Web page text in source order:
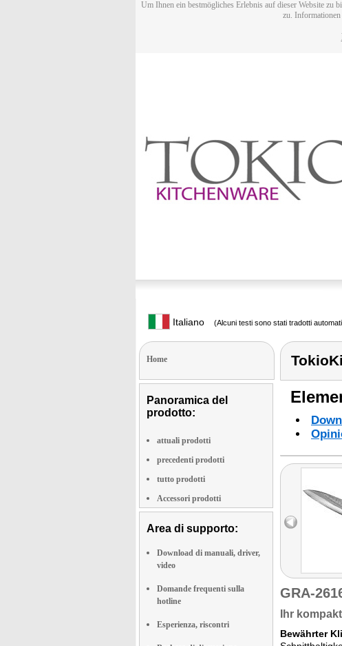
Um Ihnen ein bestmögliches Erlebnis auf dieser Website zu
zu.
Italiano (Alcuni testi sono stati tradotti
Home
Panoramica del
prodotto:
attuali prodotti
precedenti prodotti
tutto prodotti
Accessori prodotti
Area di supporto:
Download di manuali, driver,
video
Domande frequenti sulla
hotline
Esperienza, riscontri
GRA-
Ihr
Bewährter